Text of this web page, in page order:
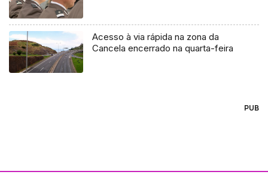
Acesso à via rápida na zona da
Cancela encerrado na quarta-feira
PUB